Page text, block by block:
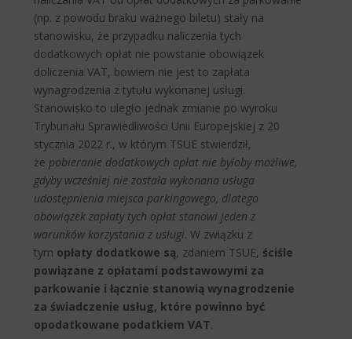
(np. z powodu braku ważnego biletu) stały na
stanowisku, że przypadku naliczenia tych
dodatkowych opłat nie powstanie obowiązek
doliczenia VAT, bowiem nie jest to zapłata
wynagrodzenia z tytułu wykonanej usługi.
Stanowisko to uległo jednak zmianie po wyroku
Trybunału Sprawiedliwości Unii Europejskiej z 20
stycznia 2022 r., w którym TSUE stwierdził,
że pobieranie dodatkowych opłat nie byłoby możliwe,
gdyby wcześniej nie została wykonana usługa
udostępnienia miejsca parkingowego, dlatego
obowiązek zapłaty tych opłat stanowi jeden z
warunków korzystania z usługi. W związku z
tym opłaty dodatkowe są, zdaniem TSUE, ściśle
powiązane z opłatami podstawowymi za
parkowanie i łącznie stanowią wynagrodzenie
za świadczenie usług, które powinno być
opodatkowane podatkiem VAT.